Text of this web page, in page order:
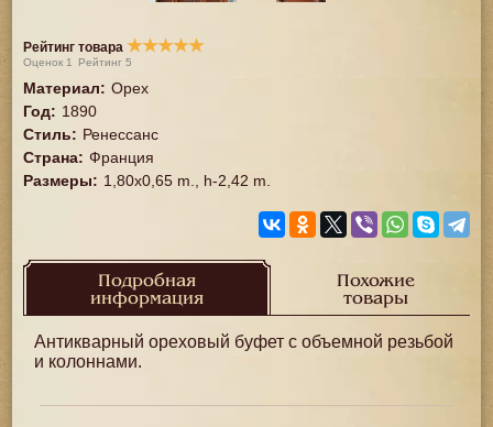
Рейтинг товара ★★★★★
Оценок 1 Рейтинг5
Материал: Орех
Год: 1890
Стиль: Ренессанс
Страна: Франция
Размеры: 1,80x0,65 m., h-2,42 m.
Подробная
информация
Похожие
товары
Антикварный ореховый буфет с объемной резьбой
и колоннами.